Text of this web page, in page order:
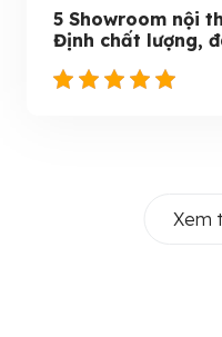
5 Showroom nội
Định chất lượng,
Xem